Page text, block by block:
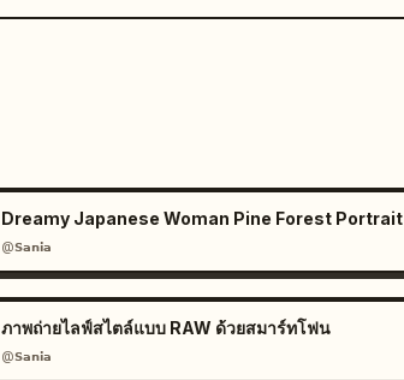
Dreamy Japanese Woman Pine Forest Portrait
@𝗦𝗮𝗻𝗶𝗮
ภาพถ่ายไลฟ์สไตล์แบบ RAW ด้วยสมาร์ทโฟน
@𝗦𝗮𝗻𝗶𝗮